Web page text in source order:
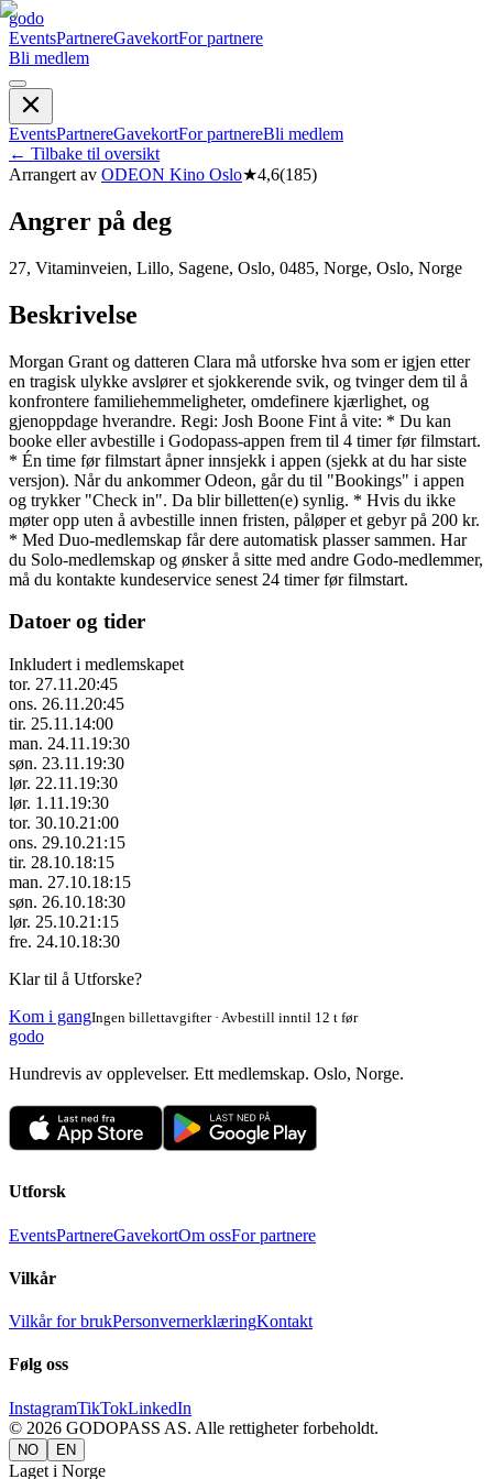
godo
EventsPartnereGavekortFor partnere
Bli medlem
EventsPartnereGavekortFor partnereBli medlem
← Tilbake til oversikt
Arrangert av ODEON Kino Oslo★4,6(185)
Angrer på deg
27, Vitaminveien, Lillo, Sagene, Oslo, 0485, Norge, Oslo, Norge
Beskrivelse
Morgan Grant og datteren Clara må utforske hva som er igjen etter
en tragisk ulykke avslører et sjokkerende svik, og tvinger dem til å
konfrontere familiehemmeligheter, omdefinere kjærlighet, og
gjenoppdage hverandre. Regi: Josh Boone Fint å vite: * Du kan
booke eller avbestille i Godopass-appen frem til 4 timer før filmstart.
* Én time før filmstart åpner innsjekk i appen (sjekk at du har siste
versjon). Når du ankommer Odeon, går du til "Bookings" i appen
og trykker "Check in". Da blir billetten(e) synlig. * Hvis du ikke
møter opp uten å avbestille innen fristen, påløper et gebyr på 200 kr.
* Med Duo-medlemskap får dere automatisk plasser sammen. Har
du Solo-medlemskap og ønsker å sitte med andre Godo-medlemmer,
må du kontakte kundeservice senest 24 timer før filmstart.
Datoer og tider
Inkludert i medlemskapet
tor. 27.11.20:45
ons. 26.11.20:45
tir. 25.11.14:00
man. 24.11.19:30
søn. 23.11.19:30
lør. 22.11.19:30
lør. 1.11.19:30
tor. 30.10.21:00
ons. 29.10.21:15
tir. 28.10.18:15
man. 27.10.18:15
søn. 26.10.18:30
lør. 25.10.21:15
fre. 24.10.18:30
Klar til å Utforske?
Kom i gangIngen billettavgifter · Avbestill inntil 12 t før
godo
Hundrevis av opplevelser. Ett medlemskap. Oslo, Norge.
Utforsk
EventsPartnereGavekortOm ossFor partnere
Vilkår
Vilkår for brukPersonvernerklæringKontakt
Følg oss
InstagramTikTokLinkedIn
© 2026 GODOPASS AS. Alle rettigheter forbeholdt.
NO EN
Laget i Norge